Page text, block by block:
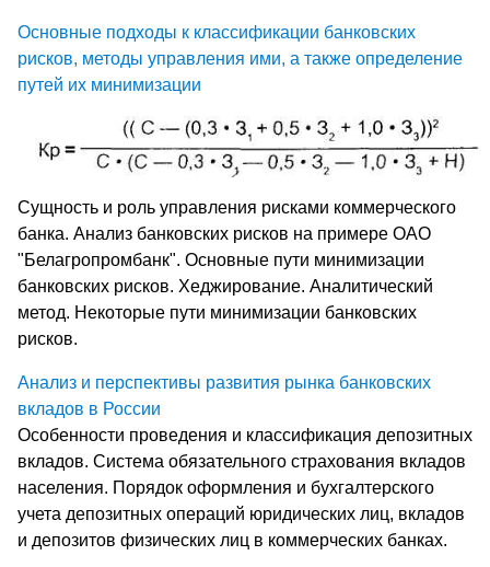
Основные подходы к классификации банковских
рисков, методы управления ими, а также определение
путей их минимизации
Сущность и роль управления рисками коммерческого
банка. Анализ банковских рисков на примере ОАО
"Белагропромбанк". Основные пути минимизации
банковских рисков. Хеджирование. Аналитический
метод. Некоторые пути минимизации банковских
рисков.
Анализ и перспективы развития рынка банковских
вкладов в России
Особенности проведения и классификация депозитных
вкладов. Система обязательного страхования вкладов
населения. Порядок оформления и бухгалтерского
учета депозитных операций юридических лиц, вкладов
и депозитов физических лиц в коммерческих банках.